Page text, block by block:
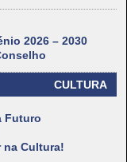
2026 – 2030
CULTURA
Futuro
na Cultura!